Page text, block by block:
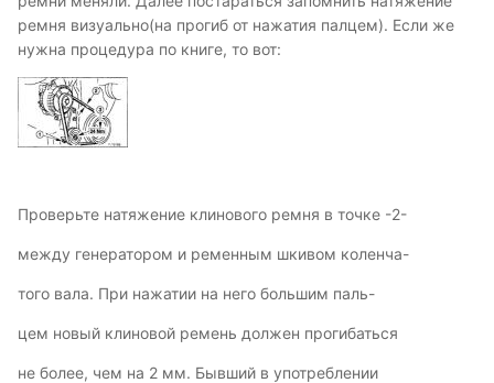
ремня визуально(на прогиб от нажатия палцем). Если же
нужна процедура по книге, то вот:
Проверьте натяжение клинового ремня в точке -2-
между генератором и ременным шкивом коленча-
того вала. При нажатии на него большим паль-
цем новый клиновой ремень должен прогибаться
не более, чем на 2 мм. Бывший в употреблении